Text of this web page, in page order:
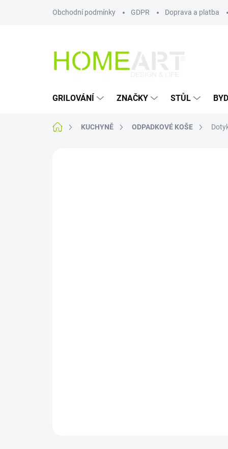
Obchodní podmínky GDPR Doprava a platba
GRILOVÁNÍ ZNAČKY STŮL
Domů KUCHYNĚ ODPADKOVÉ KOŠE